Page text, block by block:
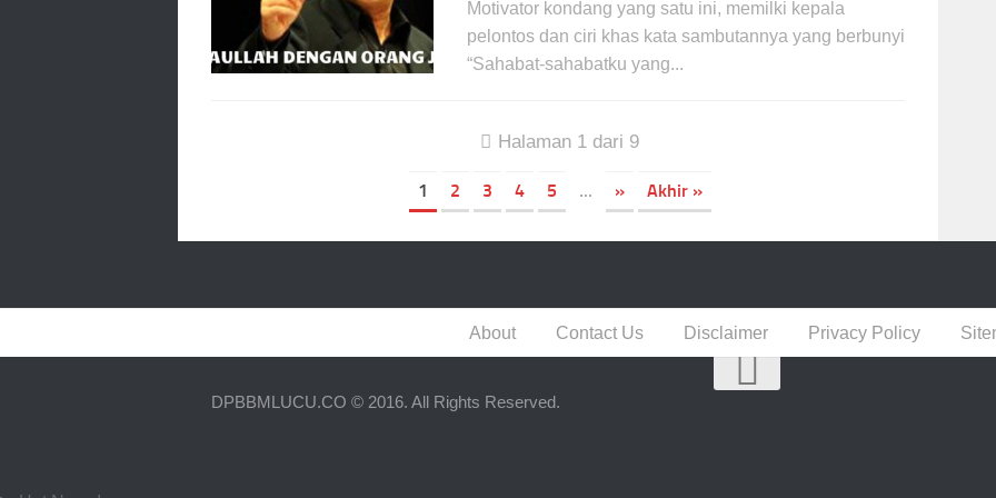
Motivator kondang yang satu ini, memilki kepala
pelontos dan ciri khas kata sambutannya yang berbunyi
“Sahabat-sahabatku yang...
Halaman 1 dari 9
1 2 3 4 5 ... » Akhir »
About Contact Us Disclaimer Privacy Policy
DPBBMLUCU.CO © 2016. All Rights Reserved.